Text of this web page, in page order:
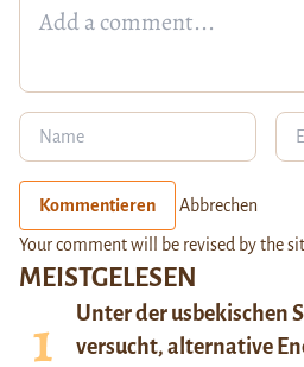
MEISTGELESEN
Unter der usbekischen
versucht, alternative
Kommentieren Abbrechen
Your comment will be revised by the